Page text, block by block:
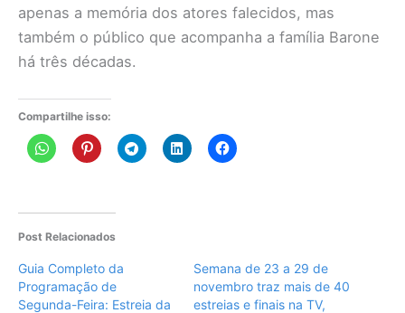
apenas a memória dos atores falecidos, mas
também o público que acompanha a família Barone
há três décadas.
Compartilhe isso:
Post Relacionados
Guia Completo da
Programação de
Segunda-Feira: Estreia da
Semana de 23 a 29 de
novembro traz mais de 40
estreias e finais na TV,